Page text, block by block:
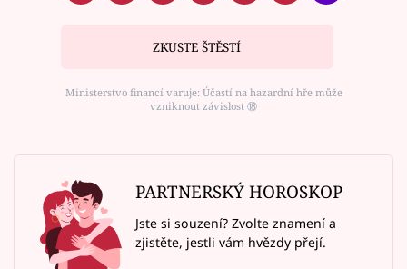
ZKUSTE ŠTĚSTÍ
Ministerstvo financí varuje: Účastí na hazardní hře může
vzniknout závislost ⑱
PARTNERSKÝ HOROSKOP
Jste si souzení? Zvolte znamení a
zjistěte, jestli vám hvězdy přejí.